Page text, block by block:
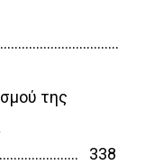
της
338